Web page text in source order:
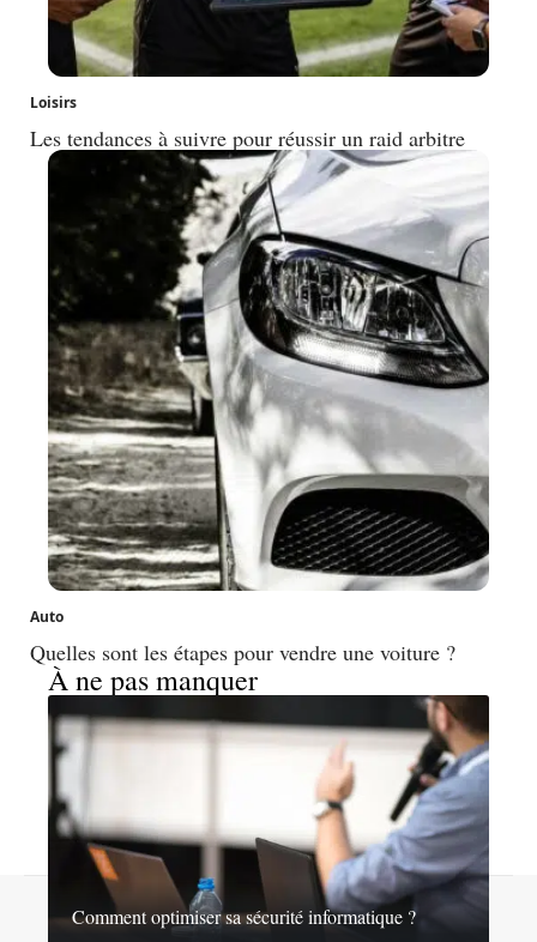
Loisirs
Les tendances à suivre pour réussir un raid arbitre
Auto
Quelles sont les étapes pour vendre une voiture ?
À ne pas manquer
Comment optimiser sa sécurité informatique ?
Mentions légales Sitemap